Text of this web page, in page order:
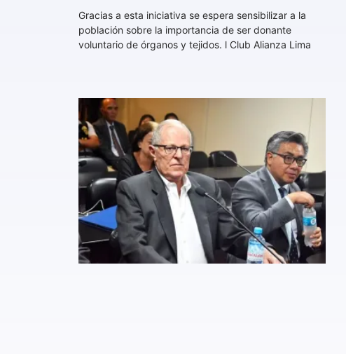
Gracias a esta iniciativa se espera sensibilizar a la
población sobre la importancia de ser donante
voluntario de órganos y tejidos. l Club Alianza Lima